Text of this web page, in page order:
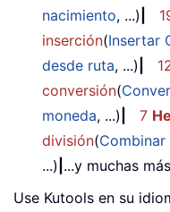
nacimiento, ...)
inserción(Insertar
desde ruta, ...)
conversión(
moneda, ...) 7
división(
...) ...y muchas más
Use Kutools en su